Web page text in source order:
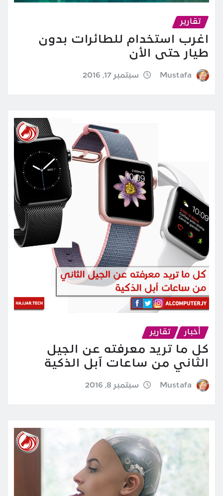
تقارير
اغرب استخدام للطائرات بدون
طيار حتى الأن
Mustafa سبتمبر 17, 2016
أخبار تقارير
كل ما تريد معرفته عن الجيل
الثاني من ساعات آبل الذكية
Mustafa سبتمبر 8, 2016